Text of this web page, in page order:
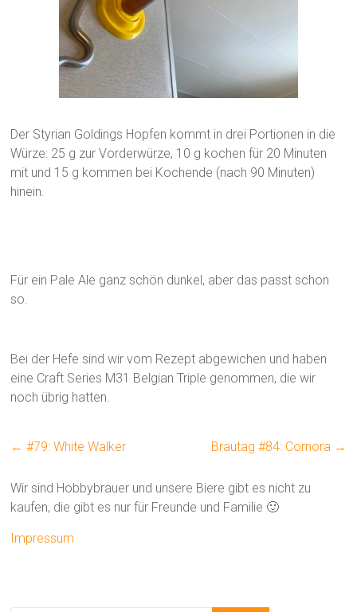
Der Styrian Goldings Hopfen kommt in drei Portionen in die
Würze: 25 g zur Vorderwürze, 10 g kochen für 20 Minuten
mit und 15 g kommen bei Kochende (nach 90 Minuten)
hinein.
Für ein Pale Ale ganz schön dunkel, aber das passt schon
so.
Bei der Hefe sind wir vom Rezept abgewichen und haben
eine Craft Series M31 Belgian Triple genommen, die wir
noch übrig hatten.
← #79: White Walker Brautag #84: Cornora →
Wir sind Hobbybrauer und unsere Biere gibt es nicht zu
kaufen, die gibt es nur für Freunde und Familie 🙂
Impressum